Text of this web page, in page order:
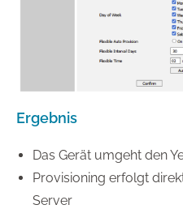
Ergebnis
Das Gerät umgeht den
Provisioning erfolgt
Server